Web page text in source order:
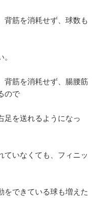
背筋を消耗せず、球数も
背筋を消耗せず、腸腰筋
ので
足を送れるようになっ
ていなくても、フィニッ
をできている球も増えた